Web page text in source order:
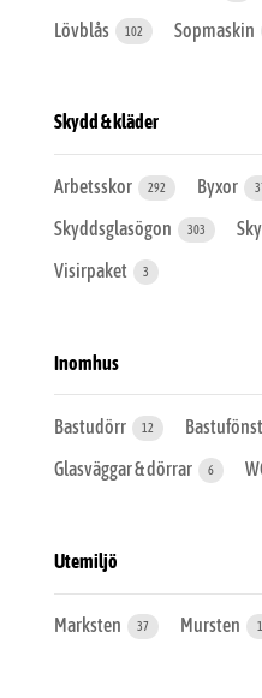
Lövblås 102 Sopmaskin
Skydd & kläder
Arbetsskor 292 Byxor
Skyddsglasögon 303
Visirpaket 3
Inomhus
Bastudörr 12
Glasväggar & dörrar 6
Utemiljö
Marksten 37 Mursten